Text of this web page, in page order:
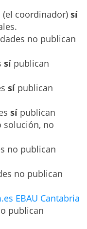
coordinador) sí
no publican
sí publican
sí publican
sí publican
solución, no
no publican
no publican
EBAU Cantabria
publican